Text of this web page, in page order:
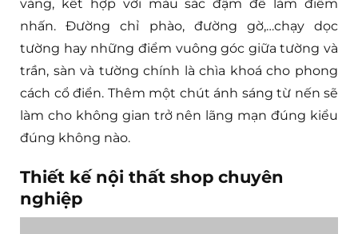
vàng, kết hợp với màu sắc đậm để làm điểm
nhấn. Đường chỉ phào, đường gờ,…chạy dọc
tường hay những điểm vuông góc giữa tường và
trần, sàn và tường chính là chìa khoá cho phong
cách cổ điển. Thêm một chút ánh sáng từ nến sẽ
làm cho không gian trở nên lãng mạn đúng kiểu
đúng không nào.
Thiết kế nội thất shop chuyên
nghiệp